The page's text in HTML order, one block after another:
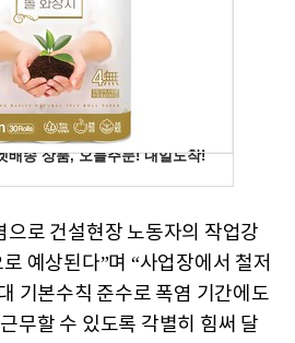
으로 건설현장 노동자의 작업강
예상된다”며 “사업장에서 철저
기본수칙 준수로 폭염 기간에도
무할 수 있도록 각별히 힘써 달